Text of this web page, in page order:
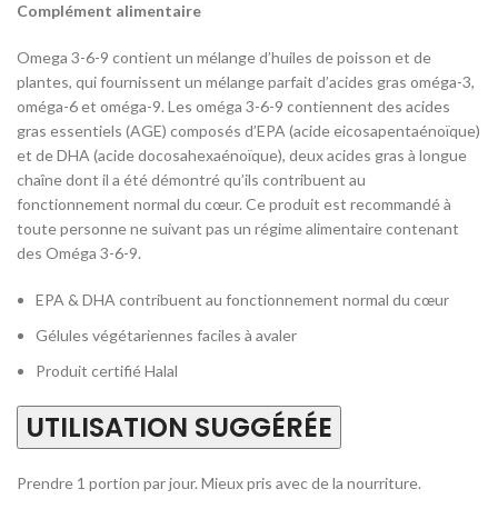
Complément alimentaire
Omega 3-6-9 contient un mélange d’huiles de poisson et de
plantes, qui fournissent un mélange parfait d’acides gras oméga-3,
oméga-6 et oméga-9. Les oméga 3-6-9 contiennent des acides
gras essentiels (AGE) composés d’EPA (acide eicosapentaénoïque)
et de DHA (acide docosahexaénoïque), deux acides gras à longue
chaîne dont il a été démontré qu’ils contribuent au
fonctionnement normal du cœur. Ce produit est recommandé à
toute personne ne suivant pas un régime alimentaire contenant
des Oméga 3-6-9.
EPA & DHA contribuent au fonctionnement normal du cœur
Gélules végétariennes faciles à avaler
Produit certifié Halal
UTILISATION SUGGÉRÉE
Prendre 1 portion par jour. Mieux pris avec de la nourriture.